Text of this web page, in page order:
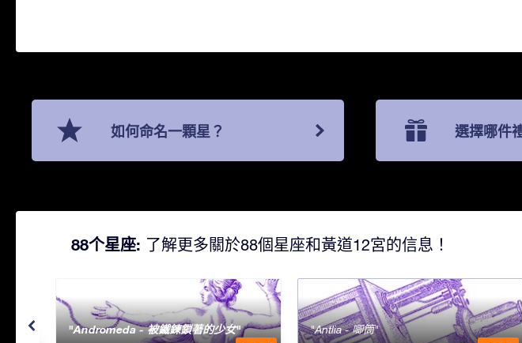
如何命名一顆星？ 選擇哪件
88个星座: 了解更多關於88個星座和黃道12宮的信息！
Andromeda - 被鐵鍊鎖著的少女 Antlia - 唧筒